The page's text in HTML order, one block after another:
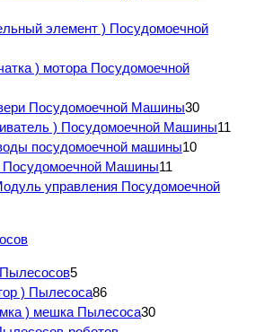
элемент ) Посудомоечной
) мотора Посудомоечной
Посудомоечной Машины30
) Посудомоечной Машины11
посудомоечной машины10
Посудомоечной Машины11
управления Посудомоечной
5
) Пылесоса86
) мешка Пылесоса30